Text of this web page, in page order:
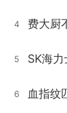
4 费大厨
5
6